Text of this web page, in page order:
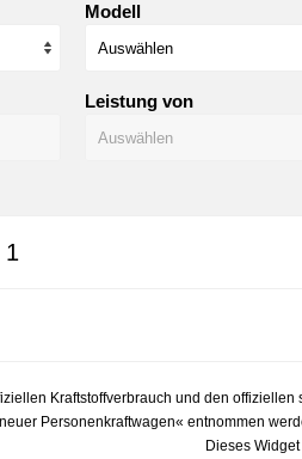
Modell
Leistung von
1
Kraftstoffverbrauch und den
Personenkraftwagen« entnommen
Dieses